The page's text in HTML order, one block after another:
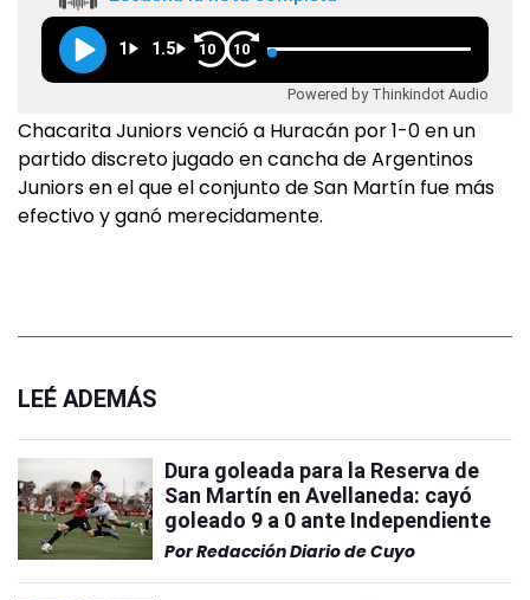
1 1.5 10 10
Powered by Thinkindot Audio
Chacarita Juniors venció a Huracán por 1-0 en un
partido discreto jugado en cancha de Argentinos
Juniors en el que el conjunto de San Martín fue más
efectivo y ganó merecidamente.
LEÉ ADEMÁS
Dura goleada para la Reserva de
San Martín en Avellaneda: cayó
goleado 9 a 0 ante Independiente
PorRedacción Diario de Cuyo